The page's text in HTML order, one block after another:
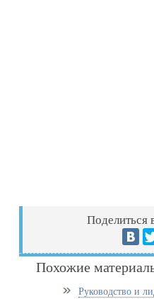
Поделиться
Похожие
Руководство и